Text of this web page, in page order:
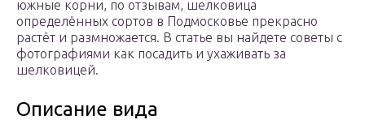
южные корни, по отзывам, шелковица
определённых сортов в Подмосковье прекрасно
растёт и размножается. В статье вы найдете советы с
фотографиями как посадить и ухаживать за
шелковицей.
Описание вида